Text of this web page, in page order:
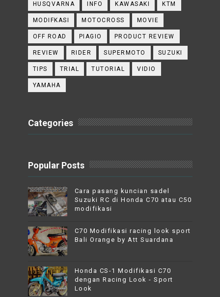
HUSQVARNA INFO KAWASAKI KTM
MODIFKASI MOTOCROSS MOVIE
OFF ROAD PIAGIO PRODUCT REVIEW
REVIEW RIDER SUPERMOTO SUZUKI
TIPS TRIAL TUTORIAL VIDIO
YAMAHA
Categories
Popular Posts
Cara pasang kuncian sadel
Suzuki RC di Honda C70 atau C50
modifikasi
C70 Modifikasi racing look sport
Bali Orange by Att Suardana
Honda CS-1 Modifikasi C70
dengan Racing Look - Sport
Look